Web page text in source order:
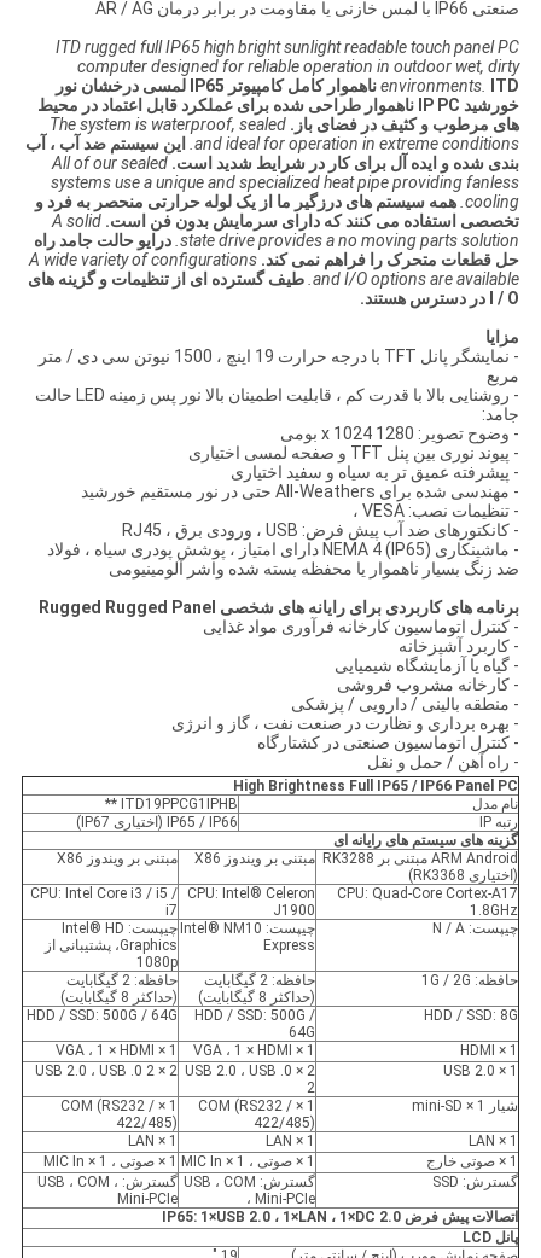
صنعتی IP66 با لمس خازنی یا مقاومت در برابر درمان AR / AG
ITD rugged full IP65 high bright sunlight readable touch panel PC
computer designed for reliable operation in outdoor wet, dirty
environments.
ITD ناهموار کامل کامپیوتر IP65 لمسی درخشان نور
خورشید IP PC ناهموار طراحی شده برای عملکرد قابل اعتماد در محیط
های مرطوب و کثیف در فضای باز. The system is waterproof, sealed
and ideal for operation in extreme conditions.
این سیستم ضد آب ، آب
بندی شده و ایده آل برای کار در شرایط شدید است. All of our sealed
systems use a unique and specialized heat pipe providing fanless
cooling. همه سیستم های درزگیر ما از یک لوله حرارتی منحصر به فرد و
تخصصی استفاده می کنند که دارای سرمایش بدون فن است. A solid
state drive provides a no moving parts solution. درایو حالت جامد راه
حل قطعات متحرک را فراهم نمی کند. A wide variety of configurations
and I/O options are available. طیف گسترده ای از تنظیمات و گزینه های
I / O در دسترس هستند.
مزایا
- نمایشگر پانل TFT با درجه حرارت 19 اینچ ، 1500 نیوتن سی دی / متر
مربع
- روشنایی بالا با قدرت کم ، قابلیت اطمینان بالا نور پس زمینه LED حالت
جامد:
- وضوح تصویر: 1280 x 1024 بومی
- پیوند نوری بین پنل TFT و صفحه لمسی اختیاری
- پیشرفته عمیق تر به سیاه و سفید اختیاری
- مهندسی شده برای All-Weathers حتی در نور مستقیم خورشید
- تنظیمات نصب: VESA ،
- کانکتورهای ضد آب پیش فرض: USB ، ورودی برق ، RJ45
- ماشینکاری NEMA 4 (IP65) دارای امتیاز ، پوشش پودری سیاه ، فولاد
ضد زنگ بسیار ناهموار یا محفظه بسته شده واشر آلومینیومی
برنامه های کاربردی برای رایانه های شخصی Rugged Rugged Panel
- کنترل اتوماسیون کارخانه فرآوری مواد غذایی
- کاربرد آشپزخانه
- گیاه یا آزمایشگاه شیمیایی
- کارخانه مشروب فروشی
- منطقه بالینی / دارویی / پزشکی
- بهره برداری و نظارت در صنعت نفت ، گاز و انرژی
- کنترل اتوماسیون صنعتی در کشتارگاه
- راه آهن / حمل و نقل
High Brightness Full IP65 / IP66 Panel PC
نام مدل
ITD19PPCG1IPHB **
رتبه IP
IP65 / IP66 (اختیاری IP67)
گزینه های سیستم های رایانه ای
ARM Android مبتنی بر RK3288
(اختیاری RK3368)
مبتنی بر ویندوز X86 مبتنی بر ویندوز X86
CPU: Quad-Core Cortex-A17
1.8GHz
CPU: Intel® Celeron
J1900
CPU: Intel Core i3 / i5 /
i7
چیپست: N / A
چیپست: Intel® NM10
Express
چیپست: Intel® HD
Graphics، پشتیبانی از
1080p
حافظه: 1G / 2G
حافظه: 2 گیگابایت
(حداکثر 8 گیگابایت)
حافظه: 2 گیگابایت
(حداکثر 8 گیگابایت)
HDD / SSD: 8G
HDD / SSD: 500G /
64G
HDD / SSD: 500G / 64G
1 × HDMI 1 × VGA ، 1 × HDMI
1 × VGA ، 1 × HDMI
1 × USB 2.0
2 × USB 2.0 ، USB .0
2
2 × USB 2.0 ، USB .0 2
شیار 1 × mini-SD
1 × COM (RS232 /
422/485)
1 × COM (RS232 /
422/485)
1 × LAN
1 × LAN
1 × LAN
1 × صوتی خارج
1 × صوتی ، 1 × MIC In
1 × صوتی ، 1 × MIC In
گسترش: SSD
گسترش: USB ، COM
، Mini-PCIe
گسترش: USB ، COM ،
Mini-PCIe
اتصالات پیش فرض IP65: 1
×USB 2.0 ، 1×LAN ، 1×DC 2.0
پانل LCD